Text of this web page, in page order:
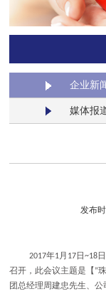
企业新
媒体报
发布
2017年1月 17日~18
召开，此会议主题是【 ”珠
团总经理周建忠先生、